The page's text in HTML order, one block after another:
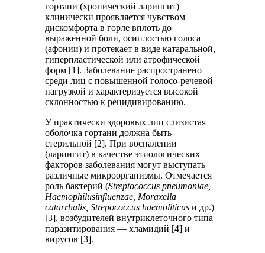
гортани (хронический ларингит)
клинически проявляется чувством
дискомфорта в горле вплоть до
выраженной боли, осиплостью голоса
(афонии) и протекает в виде катаральной,
гиперпластической или атрофической
форм [1]. Заболевание распространено
среди лиц с повышенной голосо-речевой
нагрузкой и характеризуется высокой
склонностью к рецидивированию.
У практически здоровых лиц слизистая
оболочка гортани должна быть
стерильной [2]. При воспалении
(ларингит) в качестве этиологических
факторов заболевания могут выступать
различные микроорганизмы. Отмечается
роль бактерий (Streptococcus pneumoniae,
Haemophilusinfluenzae, Moraxella
catarrhalis, Strepococcus haemoliticus и др.)
[3], возбудителей внутриклеточного типа
паразитирования — хламидий [4] и
вирусов [3].